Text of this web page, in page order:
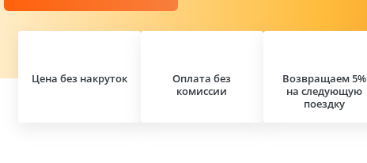
Цена без накруток
Оплата без
комиссии
Возвращаем 5%
на следующую
поездку